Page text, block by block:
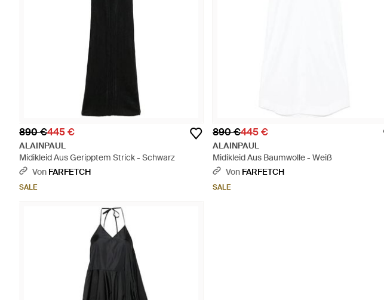
890 €445 €
ALAINPAUL
Midikleid Aus Geripptem Strick - Schwarz
Von FARFETCH
SALE
890 €445 €
ALAINPAUL
Midikleid Aus Baumwolle - Weiß
Von FARFETCH
SALE